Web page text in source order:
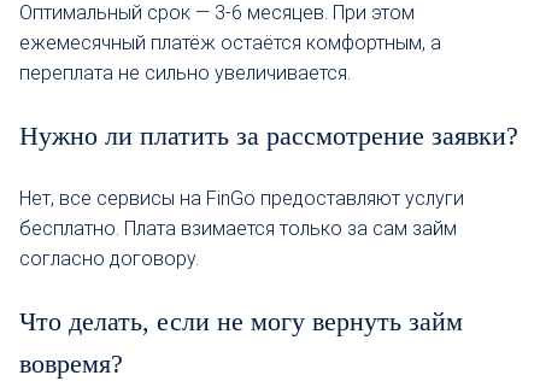
Оптимальный срок — 3-6 месяцев. При этом
ежемесячный платёж остаётся комфортным, а
переплата не сильно увеличивается.
Нужно ли платить за рассмотрение заявки?
Нет, все сервисы на FinGo предоставляют услуги
бесплатно. Плата взимается только за сам займ
согласно договору.
Что делать, если не могу вернуть займ
вовремя?